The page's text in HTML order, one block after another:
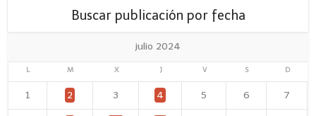
Buscar publicación por fecha
julio 2024
L M X J V S D
1 2 3 4 5 6 7